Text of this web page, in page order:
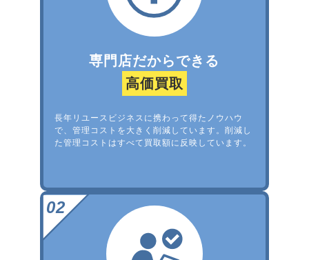
専門店だからできる
高価買取
長年リユースビジネスに携わって得たノウハウ
で、管理コストを大きく削減しています。削減し
た管理コストはすべて買取額に反映しています。